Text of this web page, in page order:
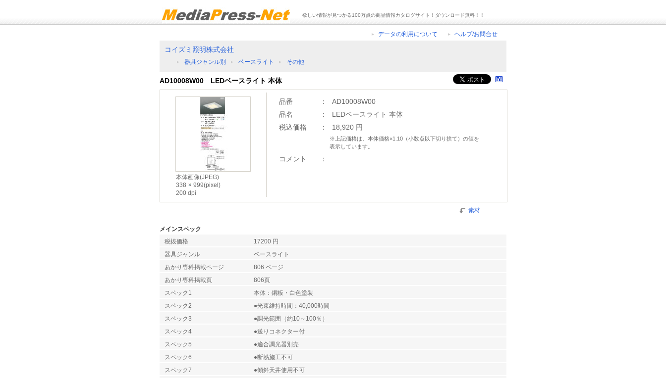
欲しい情報が見つかる100万点の商品情報カタログサイト！ダウンロード無料！！
データの利用について ヘルプ/お問合せ
コイズミ照明株式会社
器具ジャンル別 ベースライト その他
AD10008W00 LEDベースライト 本体
本体画像(JPEG)
338
999(pixel)
200 dpi
品番 ：
AD10008W00
品名
：
LEDベースライト 本体
税込価格
： 18,920 円
※上記価格は、本体価格×1.10（小数点以下切り捨て）の値を
表示しています。
コメント ：
素材
メインスペック
税抜価格
17200 円
器具ジャンル
ベースライト
あかり専科掲載ページ
806 ページ
あかり専科掲載頁
806頁
スペック1
本体：鋼板・白色塗装
スペック2
●光束維持時間：40,000時間
スペック3
●調光範囲（約10～100％）
スペック4
●送りコネクター付
スペック5
●適合調光器別売
スペック6
●断熱施工不可
スペック7
●傾斜天井使用不可